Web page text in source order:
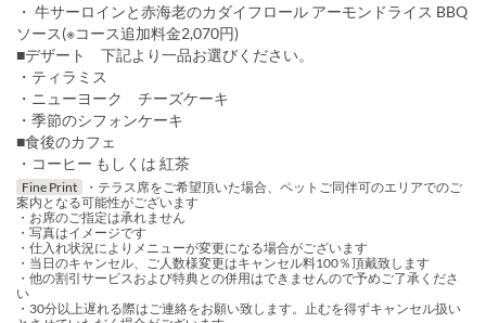
・ 牛サーロインと赤海老のカダイフロール アーモンドライス BBQ
ソース(※コース追加料金2,070円)
■デザート 下記より一品お選びください。
・ティラミス
・ニューヨーク チーズケーキ
・季節のシフォンケーキ
■食後のカフェ
・コーヒー もしくは 紅茶
Fine Print
・テラス席をご希望頂いた場合、ペットご同伴可のエリアでのご
案内となる可能性がございます
・お席のご指定は承れません
・写真はイメージです
・仕入れ状況によりメニューが変更になる場合がございます
・当日のキャンセル、ご人数様変更はキャンセル料100％頂戴致します
・他の割引サービスおよび特典との併用はできませんので予めご了承くださ
い
・30分以上遅れる際はご連絡をお願い致します。止むを得ずキャンセル扱い